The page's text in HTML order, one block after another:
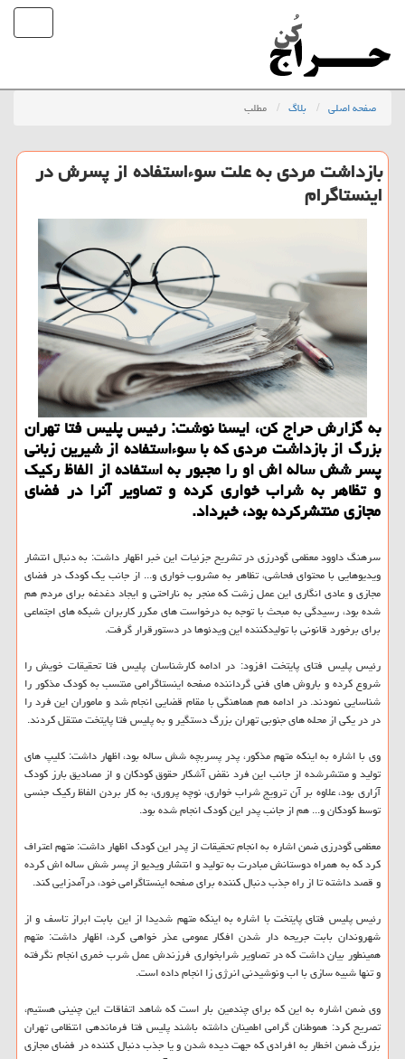
صفحه اصلی بلاگ مطلب
بازداشت مردی به علت سوءاستفاده از پسرش در
اینستاگرام
به گزارش حراج کن، ایسنا نوشت: رئیس پلیس فتا تهران
بزرگ از بازداشت مردی که با سوءاستفاده از شیرین زبانی
پسر شش ساله اش او را مجبور به استفاده از الفاظ رکیک
و تظاهر به شراب خواری کرده و تصاویر آنرا در فضای
مجازی منتشرکرده بود، خبرداد.
سرهنگ داوود معظمی گودرزی در تشریح جزئیات این خبر اظهار داشت: به دنبال انتشار
ویدیوهایی با محتوای فحاشی، تظاهر به مشروب خواری و... از جانب یک کودک در فضای
مجازی و عادی انگاری این عمل زشت که منجر به ناراحتی و ایجاد دغدغه برای مردم هم
شده بود، رسیدگی به مبحث با توجه به درخواست های مکرر کاربران شبکه های اجتماعی
برای برخورد قانونی با تولیدکننده این ویدئوها در دستورقرار گرفت.
رئیس پلیس فتای پایتخت افزود: در ادامه کارشناسان پلیس فتا تحقیقات خویش را
شروع کرده و باروش های فنی گرداننده صفحه اینستاگرامی منتسب به کودک مذکور را
شناسایی نمودند. در ادامه هم هماهنگی با مقام قضایی انجام شد و ماموران این فرد را
در در یکی از محله های جنوبی تهران بزرگ دستگیر و به پلیس فتا پایتخت منتقل کردند.
وی با اشاره به اینکه متهم مذکور، پدر پسربچه شش ساله بود، اظهار داشت: کلیپ های
تولید و منتشرشده از جانب این فرد نقض آشکار حقوق کودکان و از مصادیق بارز کودک
آزاری بود، علاوه بر آن ترویج شراب خواری، نوچه پروری، به کار بردن الفاظ رکیک جنسی
توسط کودکان و... هم از جانب پدر این کودک انجام شده بود.
معظمی گودرزی ضمن اشاره به انجام تحقیقات از پدر این کودک اظهار داشت: متهم اعتراف
کرد که به همراه دوستانش مبادرت به تولید و انتشار ویدیو از پسر شش ساله اش کرده
و قصد داشته تا از راه جذب دنبال کننده برای صفحه اینستاگرامی خود، درآمدزایی کند.
رئیس پلیس فتای پایتخت با اشاره به اینکه متهم شدیدا از این بابت ابراز تاسف و از
شهروندان بابت جریحه دار شدن افکار عمومی عذر خواهی کرد، اظهار داشت: متهم
همینطور بیان داشت که در تصاویر شرابخواری فرزندش عمل شرب خمری انجام نگرفته
و تنها شبیه سازی با اب ونوشیدنی انرژی زا انجام داده است.
وی ضمن اشاره به این که برای چندمین بار است که شاهد اتفاقات این چنینی هستیم،
تصریح کرد: هموطنان گرامی اطمینان داشته باشند پلیس فتا فرماندهی انتظامی تهران
بزرگ ضمن اخطار به افرادی که جهت دیده شدن و یا جذب دنبال کننده در فضای مجازی